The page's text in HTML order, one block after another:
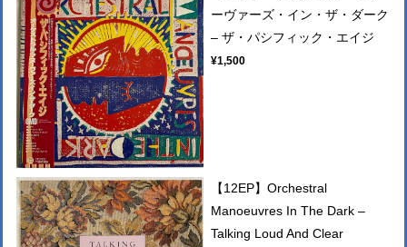
ーヴァーズ・イン・ザ・ダーク
– ザ・パシフィック・エイジ
¥1,500
【12EP】Orchestral
Manoeuvres In The Dark –
Talking Loud And Clear